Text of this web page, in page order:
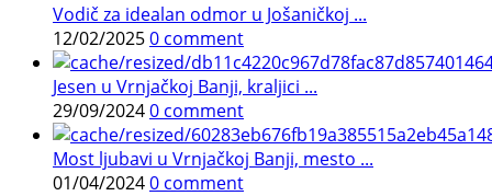
Vodič za idealan odmor u Jošaničkoj ...
12/02/20250 comment
Jesen u Vrnjačkoj Banji, kraljici ...
29/09/20240 comment
Most ljubavi u Vrnjačkoj Banji, mesto ...
01/04/20240 comment